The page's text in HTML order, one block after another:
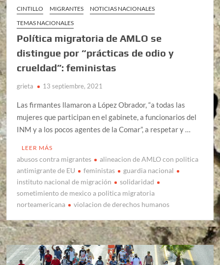
CINTILLO MIGRANTES
NOTICIAS NACIONALES
TEMAS NACIONALES
Política migratoria de AMLO se
distingue por “prácticas de odio y
crueldad”: feministas
grieta 13 septiembre, 2021
Las firmantes llamaron a López Obrador, “a todas las
mujeres que participan en el gabinete, a funcionarios del
INM y a los pocos agentes de la Comar”, a respetar y …
LEER MÁS
abusos contra migrantes
alineacion de AMLO con politica
antimigrante de EU
feministas
guardia nacional
instituto nacional de migración
solidaridad
sometimiento de mexico a politica migratoria
norteamericana
violacion de derechos humanos